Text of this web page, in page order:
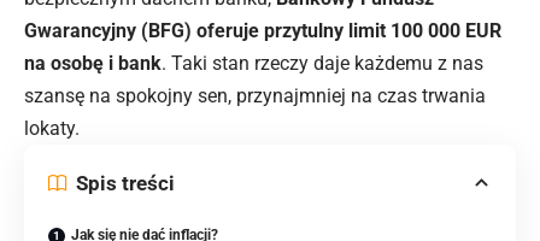
Gwarancyjny (BFG) oferuje przytulny limit 100 000 EUR
na osobę i bank. Taki stan rzeczy daje każdemu z nas
szansę na spokojny sen, przynajmniej na czas trwania
lokaty.
Spis treści
Jak się nie dać inflacji?